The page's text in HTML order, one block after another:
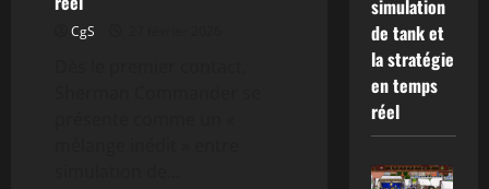
CgS
simulation
de tank et
la stratégie
en temps
réel